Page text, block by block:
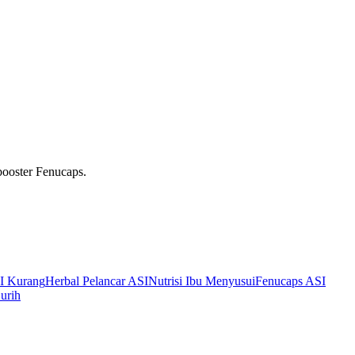
Fenucaps.
KurangHerbal Pelancar ASINutrisi Ibu MenyusuiFenucaps ASI